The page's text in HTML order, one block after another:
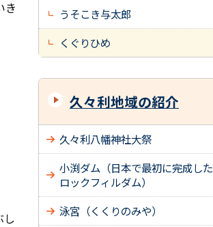
き
うそこき与太郎
くぐりひめ
久々利地域の紹介
久々利八幡神社大祭
小渕ダム（日本で最初に完成した
ロックフィルダム）
泳宮（くくりのみや）